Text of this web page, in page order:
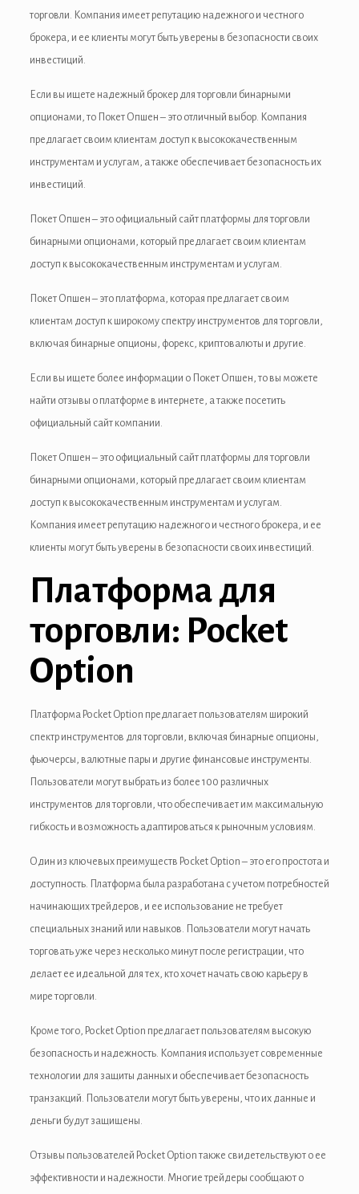
торговли. Компания имеет репутацию надежного и честного
брокера, и ее клиенты могут быть уверены в безопасности своих
инвестиций.
Если вы ищете надежный брокер для торговли бинарными
опционами, то Покет Опшен – это отличный выбор. Компания
предлагает своим клиентам доступ к высококачественным
инструментам и услугам, а также обеспечивает безопасность их
инвестиций.
Покет Опшен – это официальный сайт платформы для торговли
бинарными опционами, который предлагает своим клиентам
доступ к высококачественным инструментам и услугам.
Покет Опшен – это платформа, которая предлагает своим
клиентам доступ к широкому спектру инструментов для торговли,
включая бинарные опционы, форекс, криптовалюты и другие.
Если вы ищете более информации о Покет Опшен, то вы можете
найти отзывы о платформе в интернете, а также посетить
официальный сайт компании.
Покет Опшен – это официальный сайт платформы для торговли
бинарными опционами, который предлагает своим клиентам
доступ к высококачественным инструментам и услугам.
Компания имеет репутацию надежного и честного брокера, и ее
клиенты могут быть уверены в безопасности своих инвестиций.
Платформа для
торговли: Pocket
Option
Платформа Pocket Option предлагает пользователям широкий
спектр инструментов для торговли, включая бинарные опционы,
фьючерсы, валютные пары и другие финансовые инструменты.
Пользователи могут выбрать из более 100 различных
инструментов для торговли, что обеспечивает им максимальную
гибкость и возможность адаптироваться к рыночным условиям.
Один из ключевых преимуществ Pocket Option – это его простота и
доступность. Платформа была разработана с учетом потребностей
начинающих трейдеров, и ее использование не требует
специальных знаний или навыков. Пользователи могут начать
торговать уже через несколько минут после регистрации, что
делает ее идеальной для тех, кто хочет начать свою карьеру в
мире торговли.
Кроме того, Pocket Option предлагает пользователям высокую
безопасность и надежность. Компания использует современные
технологии для защиты данных и обеспечивает безопасность
транзакций. Пользователи могут быть уверены, что их данные и
деньги будут защищены.
Отзывы пользователей Pocket Option также свидетельствуют о ее
эффективности и надежности. Многие трейдеры сообщают о